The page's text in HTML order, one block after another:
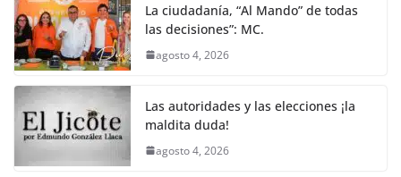
La ciudadanía, “Al Mando” de todas
las decisiones”: MC.
agosto 4, 2026
Las autoridades y las elecciones ¡la
maldita duda!
agosto 4, 2026